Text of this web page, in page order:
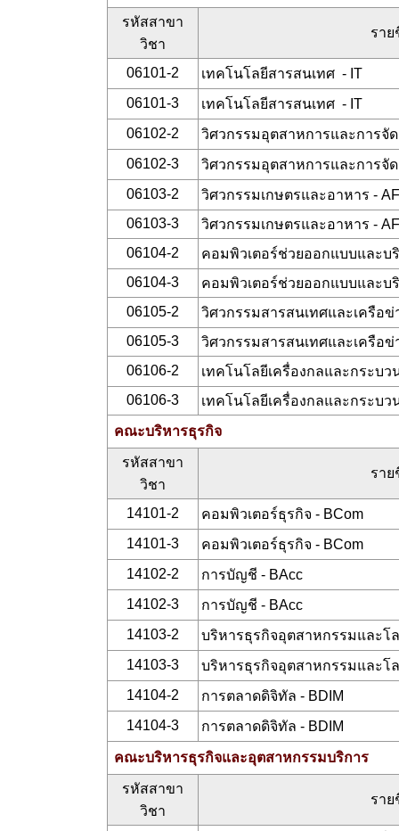
รหัสสาขา
วิชา
รา
06101-2
เทคโนโลยีสารสนเทศ - IT
06101-3
เทคโนโลยีสารสนเทศ - IT
06102-2
วิศวกรรมอุตสาหการและการจัด
06102-3
วิศวกรรมอุตสาหการและการจัด
06103-2
วิศวกรรมเกษตรและอาหาร -
06103-3
วิศวกรรมเกษตรและอาหาร -
06104-2
คอมพิวเตอร์ช่วยออกแบบและบ
06104-3
คอมพิวเตอร์ช่วยออกแบบและบ
06105-2
วิศวกรรมสารสนเทศและเครือข่
06105-3
วิศวกรรมสารสนเทศและเครือข่
06106-2
เทคโนโลยีเครื่องกลและกระบว
06106-3
เทคโนโลยีเครื่องกลและกระบว
คณะบริหารธุรกิจ
รหัสสาขา
วิชา
รา
14101-2
คอมพิวเตอร์ธุรกิจ - BCom
14101-3
คอมพิวเตอร์ธุรกิจ - BCom
14102-2
การบัญชี - BAcc
14102-3
การบัญชี - BAcc
14103-2
บริหารธุรกิจอุตสาหกรรมและโ
14103-3
บริหารธุรกิจอุตสาหกรรมและโ
14104-2
การตลาดดิจิทัล - BDIM
14104-3
การตลาดดิจิทัล - BDIM
คณะบริหารธุรกิจและอุตสาหกรรมบริการ
รหัสสาขา
วิชา
รา